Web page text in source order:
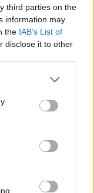
third parties on the
information may
the IAB’s List of
disclose it to other
or more Google
You may click to
party tags to
in below Google